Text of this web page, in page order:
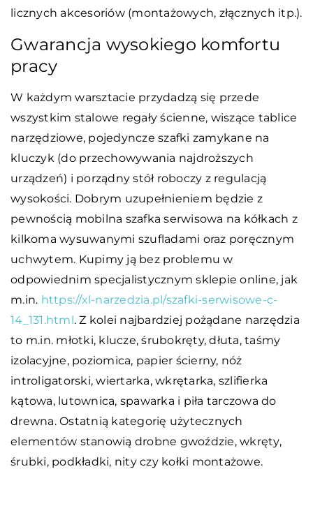
licznych akcesoriów (montażowych, złącznych itp.).
Gwarancja wysokiego komfortu
pracy
W każdym warsztacie przydadzą się przede
wszystkim stalowe regały ścienne, wiszące tablice
narzędziowe, pojedyncze szafki zamykane na
kluczyk (do przechowywania najdroższych
urządzeń) i porządny stół roboczy z regulacją
wysokości. Dobrym uzupełnieniem będzie z
pewnością mobilna szafka serwisowa na kółkach z
kilkoma wysuwanymi szufladami oraz poręcznym
uchwytem. Kupimy ją bez problemu w
odpowiednim specjalistycznym sklepie online, jak
m.in. https://xl-narzedzia.pl/szafki-serwisowe-c-
14_131.html. Z kolei najbardziej pożądane narzędzia
to m.in. młotki, klucze, śrubokręty, dłuta, taśmy
izolacyjne, poziomica, papier ścierny, nóż
introligatorski, wiertarka, wkrętarka, szlifierka
kątowa, lutownica, spawarka i piła tarczowa do
drewna. Ostatnią kategorię użytecznych
elementów stanowią drobne gwoździe, wkręty,
śrubki, podkładki, nity czy kołki montażowe.